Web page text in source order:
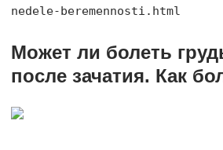
nedele-beremennosti.html
Может ли болеть
после зачатия. Как